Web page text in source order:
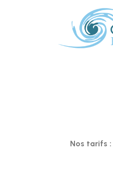
Nos tarifs :